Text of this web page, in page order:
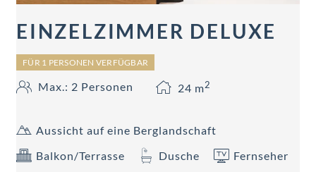
EINZELZIMMER DELUXE
FÜR 1 PERSONEN VERFÜGBAR
Max.: 2 Personen 24 m2
Aussicht auf eine Berglandschaft
Balkon/Terrasse
Dusche
Fernseher